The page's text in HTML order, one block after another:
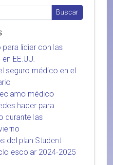
lidiar con las
EE.UU.
seguro médico en el
médico
hacer para
durante las
del plan Student
escolar 2024-2025